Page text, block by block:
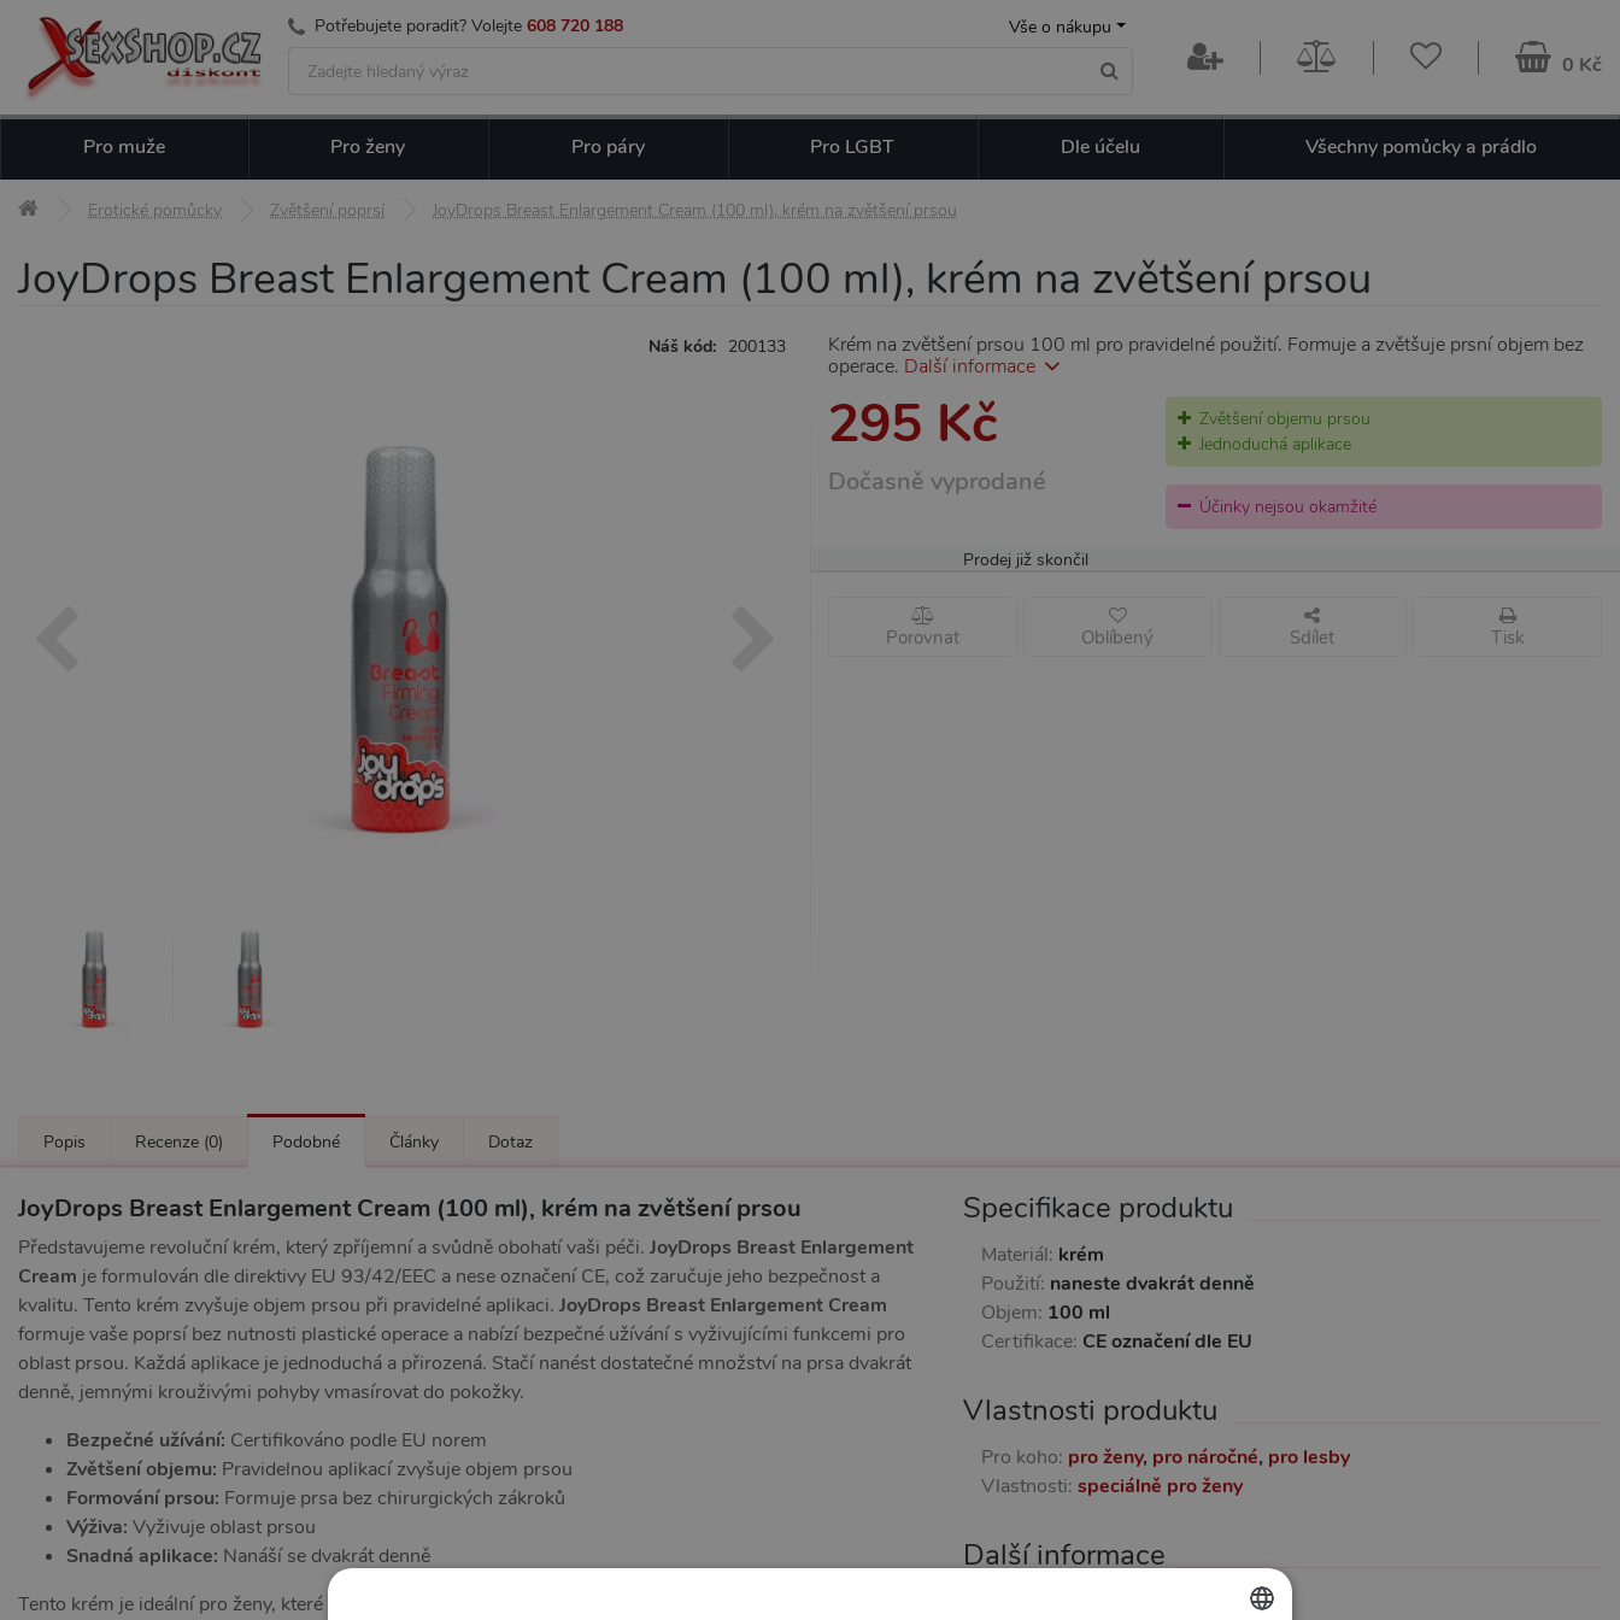
Potřebujete poradit? Volejte 608 720 188 Vše o nákupu
0 Kč
Pro muže Pro ženy Pro páry Pro LGBT Dle účelu Všechny pomůcky a prádlo
Erotické pomůcky Zvětšení poprsí JoyDrops Breast Enlargement Cream (100 ml), krém na zvětšení prsou
JoyDrops Breast Enlargement Cream (100 ml), krém na zvětšení prsou
Náš kód: 200133
Krém na zvětšení prsou 100 ml pro pravidelné použití. Formuje a zvětšuje prsní objem bez
operace. Další informace
295 Kč
Dočasně vyprodané
Zvětšení objemu prsou
Jednoduchá aplikace
Účinky nejsou okamžité
Prodej již skončil
Porovnat Oblíbený Sdílet Tisk
Popis Recenze (0) Podobné Články Dotaz
JoyDrops Breast Enlargement Cream (100 ml), krém na zvětšení prsou
Představujeme revoluční krém, který zpříjemní a svůdně obohatí vaši péči. JoyDrops Breast Enlargement
Cream je formulován dle direktivy EU 93/42/EEC a nese označení CE, což zaručuje jeho bezpečnost a
kvalitu. Tento krém zvyšuje objem prsou při pravidelné aplikaci. JoyDrops Breast Enlargement Cream
formuje vaše poprsí bez nutnosti plastické operace a nabízí bezpečné užívání s vyživujícími funkcemi pro
oblast prsou. Každá aplikace je jednoduchá a přirozená. Stačí nanést dostatečné množství na prsa dvakrát
denně, jemnými krouživými pohyby vmasírovat do pokožky.
Bezpečné užívání: Certifikováno podle EU norem
Zvětšení objemu: Pravidelnou aplikací zvyšuje objem prsou
Formování prsou: Formuje prsa bez chirurgických zákroků
Výživa: Vyživuje oblast prsou
Snadná aplikace: Nanáší se dvakrát denně
Tento krém je ideální pro ženy, které chtějí zvětšit svůj objem prsou a zároveň jim dodat výživu a potřebnou
Specifikace produktu
Materiál: krém
Použití: naneste dvakrát denně
Objem: 100 ml
Certifikace: CE označení dle EU
Vlastnosti produktu
Pro koho: pro ženy, pro náročné, pro lesby
Vlastnosti: speciálně pro ženy
Další informace